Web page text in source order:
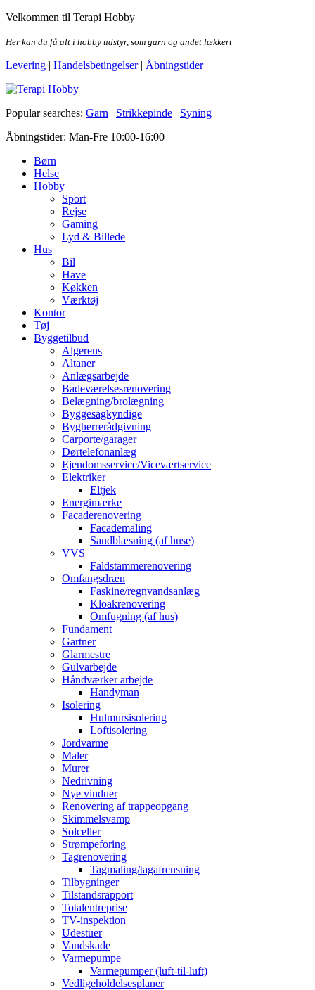
Skip
the
Velkommen til Terapi Hobby
Her kan du få alt i hobby udstyr, som garn og andet lækkert
Levering | Handelsbetingelser| Åbningstider
Terapi Hobby
Popular searches: Garn | Strikkepinde | Syning
Åbningstider: Man-Fre 10:00-16:00
Børn
Helse
Hobby
Sport
Rejse
Gaming
Lyd & Billede
Hus
Bil
Have
Køkken
Værktøj
Kontor
Tøj
Byggetilbud
Algerens
Altaner
Anlægsarbejde
Badeværelsesrenovering
Belægning/brolægning
Byggesagkyndige
Bygherrerådgivning
Carporte/garager
Dørtelefonanlæg
Ejendomsservice/Viceværtservice
Elektriker
Eltjek
Energimærke
Facaderenovering
Facademaling
Sandblæsning (af huse)
VVS
Faldstammerenovering
Omfangsdræn
Faskine/regnvandsanlæg
Kloakrenovering
Omfugning (af hus)
Fundament
Gartner
Glarmestre
Gulvarbejde
Håndværker arbejde
Handyman
Isolering
Hulmursisolering
Loftisolering
Jordvarme
Maler
Murer
Nedrivning
Nye vinduer
Renovering af trappeopgang
Skimmelsvamp
Solceller
Strømpeforing
Tagrenovering
Tagmaling/tagafrensning
Tilbygninger
Tilstandsrapport
Totalentreprise
TV-inspektion
Udestuer
Vandskade
Varmepumpe
Varmepumper (luft-til-luft)
Vedligeholdelsesplaner